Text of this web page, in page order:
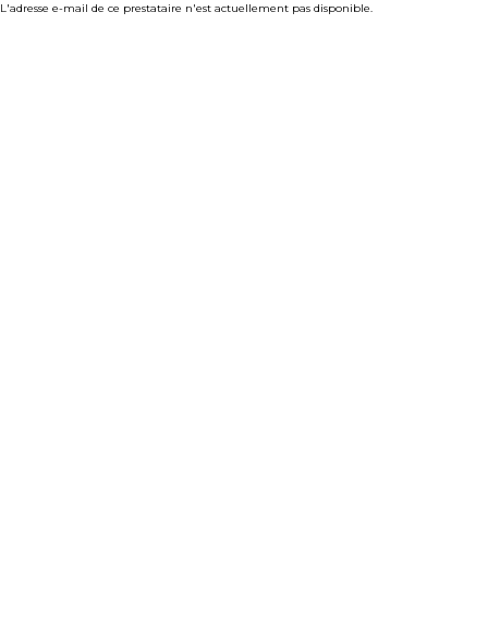
L'adresse e-mail de ce prestataire n'est actuellement pas disponible.